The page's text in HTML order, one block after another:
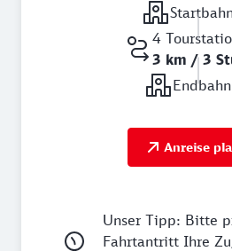
4
3 km / 3
Anreise
Unser Tipp: Bitte
Fahrtantritt Ihre